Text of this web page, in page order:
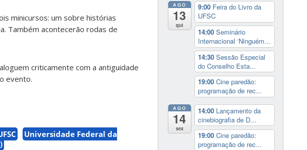
minicursos: um sobre histórias
Também acontecerão rodas de
criticamente com a antiguidade
evento.
Universidade Federal da
AGO
13
qui
9:00 Feira do Livro da
UFSC
14:00 Seminário
Internacional ‘Ninguém...
14:30 Sessão Especial
do Conselho Esta...
19:00 Cine paredão:
programação de rec...
AGO
14
sex
14:00 Lançamento da
cinebiografia de D...
19:00 Cine paredão:
programação de rec...